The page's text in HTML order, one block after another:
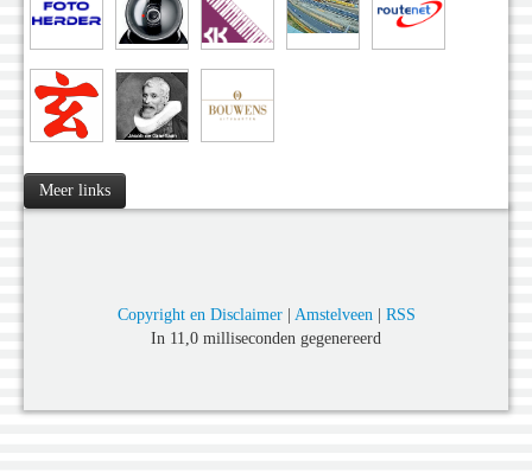
Meer links
Copyright en Disclaimer| Amstelveen| RSS
In 11,0 milliseconden gegenereerd